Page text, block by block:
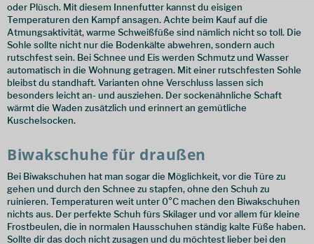
oder Plüsch. Mit diesem Innenfutter kannst du eisigen
Temperaturen den Kampf ansagen. Achte beim Kauf auf die
Atmungsaktivität, warme Schweißfüße sind nämlich nicht so toll. Die
Sohle sollte nicht nur die Bodenkälte abwehren, sondern auch
rutschfest sein. Bei Schnee und Eis werden Schmutz und Wasser
automatisch in die Wohnung getragen. Mit einer rutschfesten Sohle
bleibst du standhaft. Varianten ohne Verschluss lassen sich
besonders leicht an- und ausziehen. Der sockenähnliche Schaft
wärmt die Waden zusätzlich und erinnert an gemütliche
Kuschelsocken.
Biwakschuhe für draußen
Bei Biwakschuhen hat man sogar die Möglichkeit, vor die Türe zu
gehen und durch den Schnee zu stapfen, ohne den Schuh zu
ruinieren. Temperaturen weit unter 0°C machen den Biwakschuhen
nichts aus. Der perfekte Schuh fürs Skilager und vor allem für kleine
Frostbeulen, die in normalen Hausschuhen ständig kalte Füße haben.
Sollte dir das doch nicht zusagen und du möchtest lieber bei den